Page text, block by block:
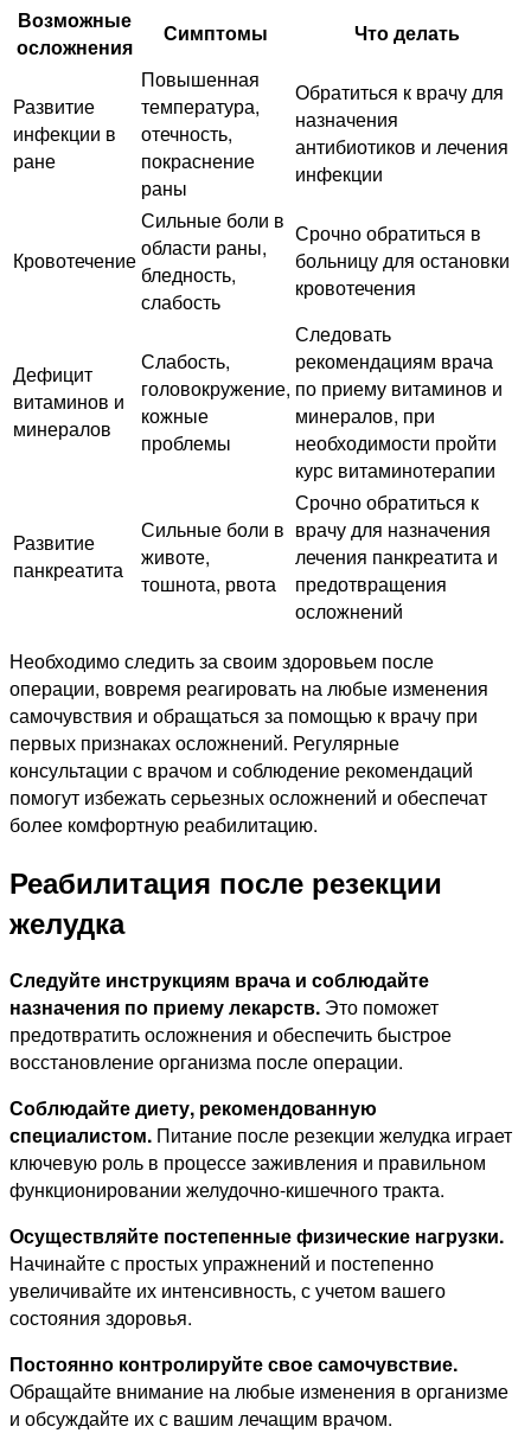
Возможные
осложнения
Симптомы Что делать
Развитие
инфекции в
ране
Повышенная
температура,
отечность,
покраснение
раны
Обратиться к врачу для
назначения
антибиотиков и лечения
инфекции
Кровотечение
Сильные боли в
области раны,
бледность,
слабость
Срочно обратиться в
больницу для остановки
кровотечения
Дефицит
витаминов и
минералов
Слабость,
головокружение,
кожные
проблемы
Следовать
рекомендациям врача
по приему витаминов и
минералов, при
необходимости пройти
курс витаминотерапии
Развитие
панкреатита
Сильные боли в
животе,
тошнота, рвота
Срочно обратиться к
врачу для назначения
лечения панкреатита и
предотвращения
осложнений
Необходимо следить за своим здоровьем после
операции, вовремя реагировать на любые изменения
самочувствия и обращаться за помощью к врачу при
первых признаках осложнений. Регулярные
консультации с врачом и соблюдение рекомендаций
помогут избежать серьезных осложнений и обеспечат
более комфортную реабилитацию.
Реабилитация после резекции
желудка
Следуйте инструкциям врача и соблюдайте
назначения по приему лекарств. Это поможет
предотвратить осложнения и обеспечить быстрое
восстановление организма после операции.
Соблюдайте диету, рекомендованную
специалистом. Питание после резекции желудка играет
ключевую роль в процессе заживления и правильном
функционировании желудочно-кишечного тракта.
Осуществляйте постепенные физические нагрузки.
Начинайте с простых упражнений и постепенно
увеличивайте их интенсивность, с учетом вашего
состояния здоровья.
Постоянно контролируйте свое самочувствие.
Обращайте внимание на любые изменения в организме
и обсуждайте их с вашим лечащим врачом.